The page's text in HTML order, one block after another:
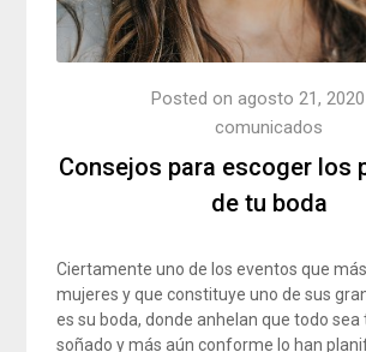
Consejos para escoger los
de tu boda
Posted on agosto 21, 2020
comunicados
Ciertamente uno de los eventos que
mujeres y que constituye uno de sus
es su boda, donde anhelan que todo sea
soñado y más aún conforme lo han